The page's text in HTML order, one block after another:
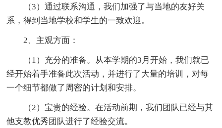
（3）通过联系沟通，我们加强了与当地的友好关
系，得到当地学校和学生的一致欢迎。
2、主观方面：
（1）充分的准备。从本学期的3月开始，我们就已
经开始着手准备此次活动，并进行了大量的培训，对每
一个细节都做了周密的计划和安排。
（2）宝贵的经验。在活动前期，我们团队已经与其
他支教优秀团队进行了经验交流。